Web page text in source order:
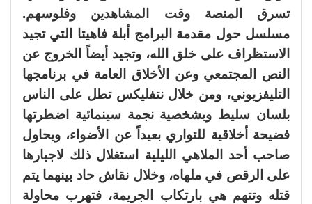
تسرق المنصة وقت المشاهدين وفلوسهم.
مسلسل حول مقدمة البرامج أبلة فاهيتا التي تجيد
الاستظراف على خلق الله، وتجيد أيضاً الخروج عن
النص المجتمعي وعن الأخلاق العامة في برنامجها
التليفزيوني، ومن خلال نتفليكس تطل على الناس
بلسان سليط وبشخصية نجمة سينمائية اضطرتها
فضيحة أخلاقية للتواري بعيداً عن الأضواء، ويحاول
صاحب أحد الملاهي الليلية استغلال ذلك لاجبارها
على الرقص في ملهاه، وخلال نقاش حاد بينهما يتم
قتله وتتهم هي بارتكاب الجريمة، فتهرب محاولة